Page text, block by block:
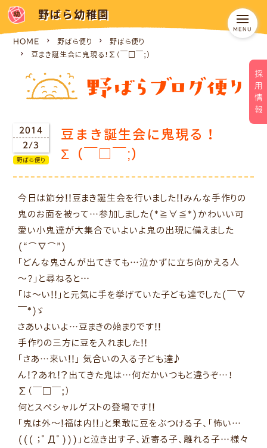
野ばら幼稚園
採用情報
HOME 野ばら便り
野ばら便り
豆まき誕生会に鬼現る！Σ（￣□￣;）
2014
2/3
野ばら便り
豆まき誕生会に鬼現る！
Σ（￣□￣;）
今日は節分!!豆まき誕生会を行いました!!みんな手作りの
鬼のお面を被って…参加しました(*≧∀≦*)かわいい可
愛い小鬼達が大集合でいよいよ鬼の出現に備えました
(“⌒∇⌒”)
「どんな鬼さんが出てきても…泣かずに立ち向かえる人
～？」と尋ねると…
「は～い!!」と元気に手を挙げていた子ども達でした(￣∇
￣*)ゞ
さあいよいよ…豆まきの始まりです!!
手作りの三方に豆を入れました!!
「さあ…来い!!」 気合いの入る子ども達♪
ん!?あれ!?出てきた鬼は…何だかいつもと違うぞ…！
Σ（￣□￣;）
何とスペシャルゲストの登場です!!
「鬼は外～!福は内!!」と果敢に豆をぶつける子、「怖い…
((( ；ﾟДﾟ)))」と泣き出す子、近寄る子、離れる子…様々